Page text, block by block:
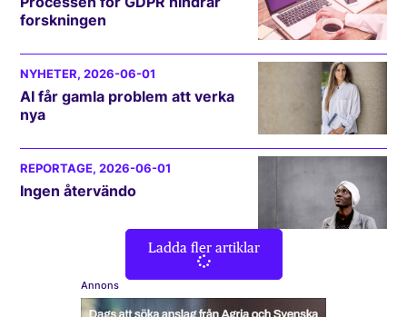
forskningen
NYHETER, 2026-06-01
AI får gamla problem att verka
nya
REPORTAGE, 2026-06-01
Ingen återvändo
Ladda fler artiklar
Annons